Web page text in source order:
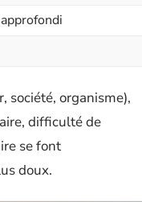
société, organisme),
difficulté de
se font
doux.